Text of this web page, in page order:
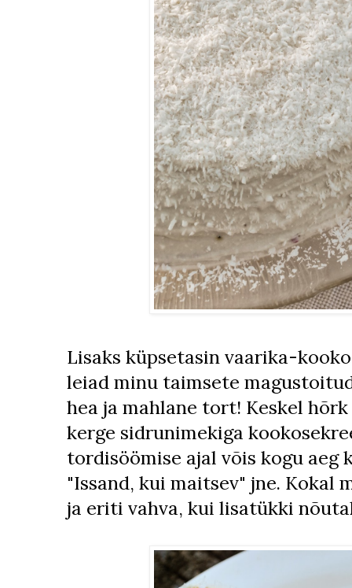
Lisaks küpsetasin vaarika-
leiad minu taimsete
hea ja mahlane tort! Keskel
kerge sidrunimekiga
tordisöömise ajal võis kogu aeg
"Issand, kui maitsev" jne. Kokal
ja eriti vahva, kui lisatükki